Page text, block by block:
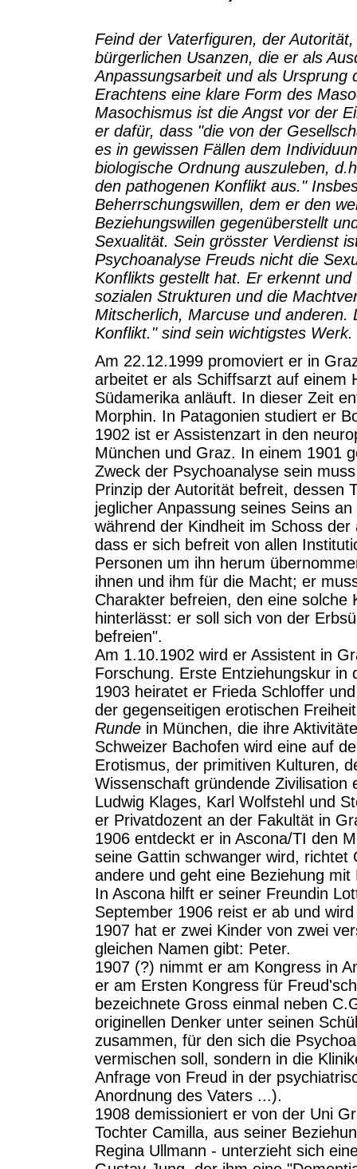
Feind der Vaterfiguren, der
bürgerlichen Usanzen, die er als
Anpassungsarbeit und als Ursprung
Erachtens eine klare Form des
Masochismus ist die Angst vor der
er dafür, dass "die von der
es in gewissen Fällen dem
biologische Ordnung auszuleben,
den pathogenen Konflikt aus."
Beherrschungswillen, dem er den
Beziehungswillen gegenüberstellt
Sexualität. Sein grösster Verdienst
Psychoanalyse Freuds nicht die
Konflikts gestellt hat. Er erkennt
sozialen Strukturen und die
Mitscherlich, Marcuse und anderen.
Konflikt." sind sein wichtigstes Werk.
Am 22.12.1999 promoviert er in
arbeitet er als Schiffsarzt auf einem
Südamerika anläuft. In dieser Zeit
Morphin. In Patagonien studiert er
1902 ist er Assistenzart in den
München und Graz. In einem 1901
Zweck der Psychoanalyse sein
Prinzip der Autorität befreit, dessen
jeglicher Anpassung seines Seins
während der Kindheit im Schoss
dass er sich befreit von allen
Personen um ihn herum
ihnen und ihm für die Macht; er
Charakter befreien, den eine solche
hinterlässt: er soll sich von der
befreien".
Am 1.10.1902 wird er Assistent in
Forschung. Erste Entziehungskur in
1903 heiratet er Frieda Schloffer
der gegenseitigen erotischen
Runde in München, die ihre
Schweizer Bachofen wird eine auf
Erotismus, der primitiven Kulturen,
Wissenschaft gründende Zivilisation
Ludwig Klages, Karl Wolfstehl und
er Privatdozent an der Fakultät in
1906 entdeckt er in Ascona/TI den
seine Gattin schwanger wird, richtet
andere und geht eine Beziehung
In Ascona hilft er seiner Freundin
September 1906 reist er ab und
1907 hat er zwei Kinder von zwei
gleichen Namen gibt: Peter.
1907 (?) nimmt er am Kongress in
er am Ersten Kongress für
bezeichnete Gross einmal neben
originellen Denker unter seinen
zusammen, für den sich die
vermischen soll, sondern in die
Anfrage von Freud in der
Anordnung des Vaters ...).
1908 demissioniert er von der Uni
Tochter Camilla, aus seiner
Regina Ullmann - unterzieht sich